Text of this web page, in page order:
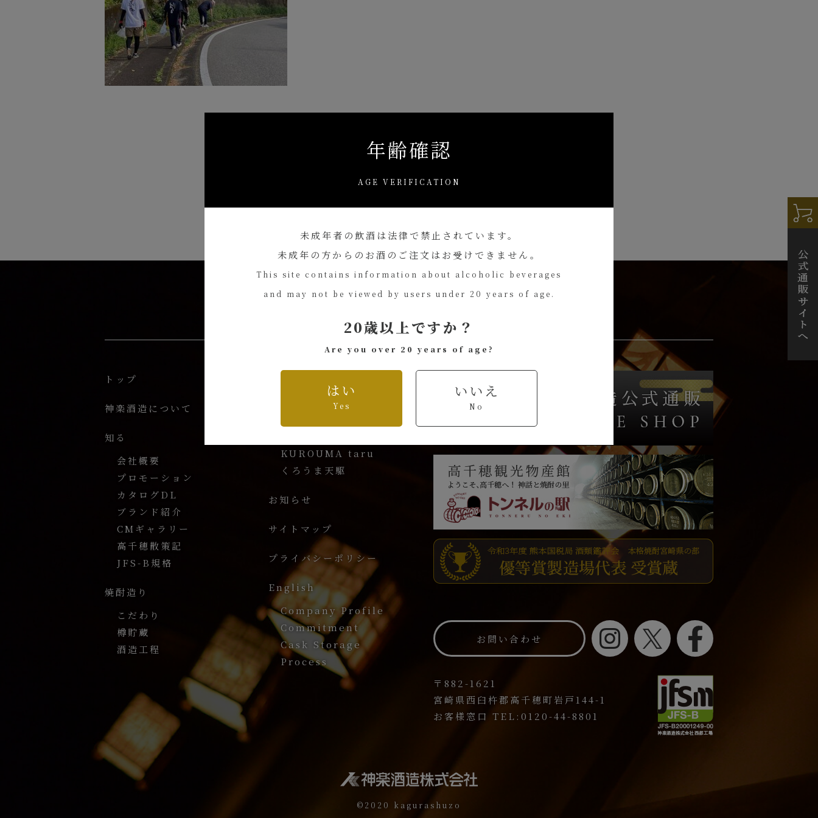
一覧へ戻る
年齢確認
AGE VERIFICATION
未成年者の飲酒は法律で禁止されています。
未成年の方からのお酒のご注文はお受けできません。
This site contains information about alcoholic beverages
and may not be viewed by users under 20 years of age.
20歳以上ですか？
Are you over 20 years of age?
はい
Yes
いいえ
No
トップ
神楽酒造について
知る
会社概要
プロモーション
カタログDL
ブランド紹介
CMギャラリー
高千穂散策記
JFS-B規格
焼酎造り
こだわり
樽貯蔵
酒造工程
KUROUMA taru
くろうま天駆
お知らせ
サイトマップ
プライバシーポリシー
English
Company Profile
Commitment
Cask Storage
Process
お問い合わせ
〒882-1621
宮崎県西臼杵郡高千穂町岩戸144-1
お客様窓口 TEL:0120-44-8801
©2020 kagurashuzo